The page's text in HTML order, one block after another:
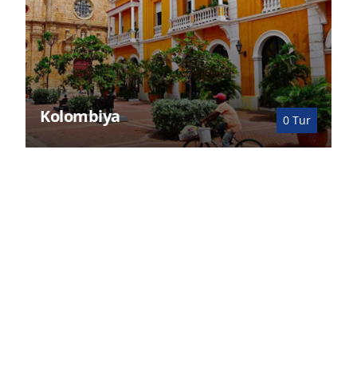
Kolombiya 0 Tur